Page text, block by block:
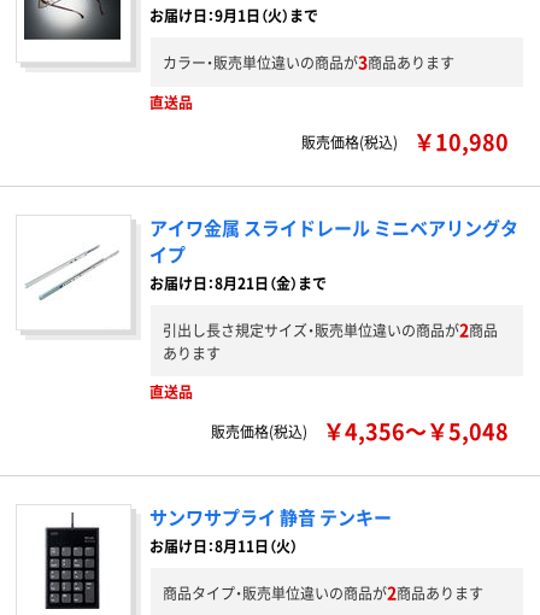
お届け日：9月1日（火）まで
カラー・販売単位違いの商品が3商品あります
直送品
販売価格(税込)
￥10,980
アイワ金属 スライドレール ミニベアリングタ
イプ
お届け日：8月21日（金）まで
引出し長さ規定サイズ・販売単位違いの商品が2商品
あります
直送品
販売価格(税込)
￥4,356～￥5,048
サンワサプライ 静音 テンキー
お届け日：8月11日（火）
商品タイプ・販売単位違いの商品が2商品あります